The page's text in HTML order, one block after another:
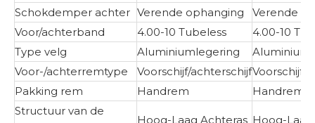
Schokdemper achter Verende ophanging
Verende
Voor/achterband
4.00-10 Tubeless
4.00-10
Type velg
Aluminiumlegering
Voor-/achterremtype
Voorschijf/achterschijfVoorschijf/
Pakking rem
Handrem
Handrem
Structuur van de
Hoog-Laag Achteras Hoog-